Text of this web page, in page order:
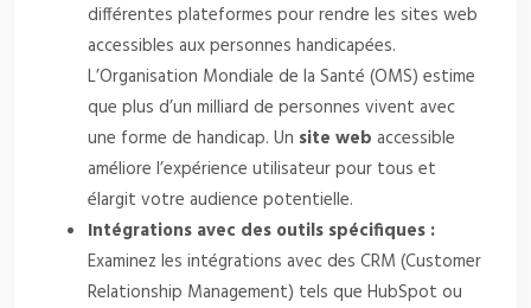
différentes plateformes pour rendre les sites web
accessibles aux personnes handicapées.
L’Organisation Mondiale de la Santé (OMS) estime
que plus d’un milliard de personnes vivent avec
une forme de handicap. Un site web accessible
améliore l’expérience utilisateur pour tous et
élargit votre audience potentielle.
Intégrations avec des outils spécifiques :
Examinez les intégrations avec des CRM (Customer
Relationship Management) tels que HubSpot ou